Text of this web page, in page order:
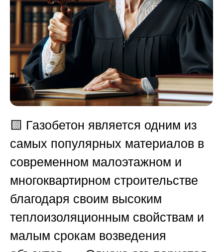
🟨 Газобетон является одним из
самых популярных материалов в
современном малоэтажном и
многоквартирном строительстве
благодаря своим высоким
теплоизоляционным свойствам и
малым срокам возведения